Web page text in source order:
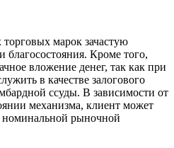
марок зачастую
благосостояния. Кроме того,
вложение денег, так как при
в качестве залогового
ссуды. В зависимости от
механизма, клиент может
номинальной рыночной